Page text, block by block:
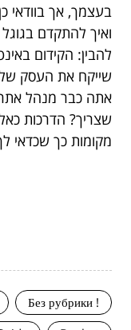
בעצמך, אך בוודאי
ואיך להתקדם
להבין: הקידום
שייקח את העסק
אתה כבר מנהל
שצריך? הדרכות
מקומות כך שכדאי
! Без рубрики